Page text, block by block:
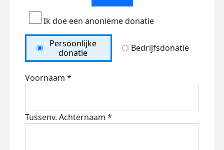
Ik doe een anonieme donatie
Persoonlijke
donatie
Bedrijfsdonatie
Voornaam *
Tussenv. Achternaam *